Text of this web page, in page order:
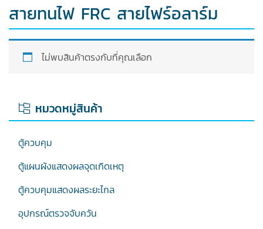
หมวดหมู่สินค้า
ตู้ควบคุม
ตู้แผนผังแสดงผลจุดเกิดเหตุ
ตู้ควบคุมแสดงผลระยะไกล
อุปกรณ์ตรวจจับควัน
สายทนไฟ FRC สายไฟร์อลาร์ม
ไม่พบสินค้าตรงกับที่คุณเลือก